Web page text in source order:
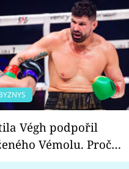
Vémolu. Proč
zápasit s ním než